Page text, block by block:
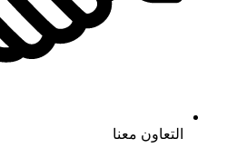
التعاون معنا